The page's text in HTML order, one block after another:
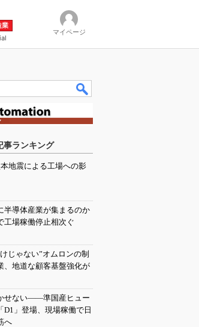
業
マイページ
事ランキング
地震による工場への影
半導体産業が集まるのか
場稼働停止相次ぐ
じゃない”オムロンの制
、地道な顧客基盤強化が
せない――準国産ヒュー
D1」登場、現場稼働で日
へ